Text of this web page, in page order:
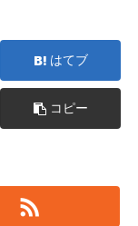
はてブ
コピー